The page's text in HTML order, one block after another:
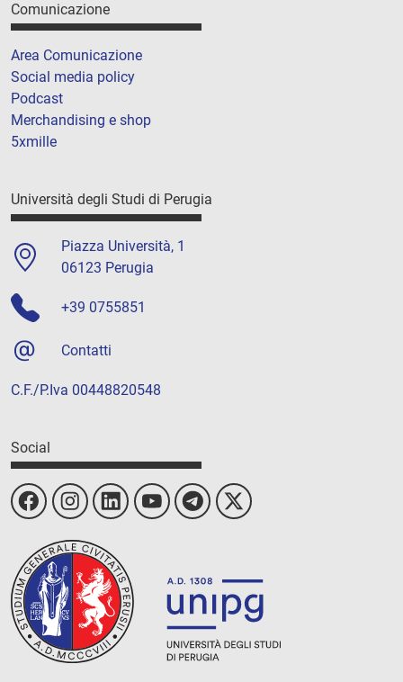
Comunicazione
Area Comunicazione
Social media policy
Podcast
Merchandising e shop
5xmille
Università degli Studi di Perugia
Piazza Università, 1
06123 Perugia
+39 0755851
Contatti
C.F./P.Iva 00448820548
Social